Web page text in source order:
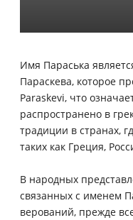
Имя Параська
Параскева, которое
Paraskevi, что
распространено в
традиции в странах,
таких как Греция,
В народных
связанных с именем
верований, прежде